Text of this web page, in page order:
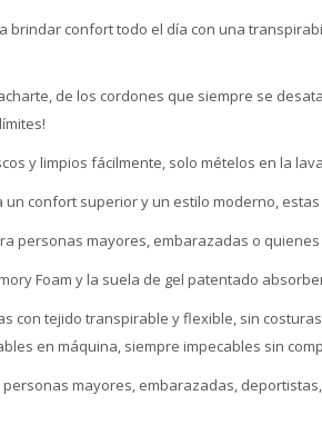
brindar confort todo el día con una
de los cordones que siempre se
y limpios fácilmente, solo mételos en la
un confort superior y un estilo moderno,
personas mayores, embarazadas o
Foam y la suela de gel patentado
con tejido transpirable y flexible, sin
en máquina, siempre impecables sin
mayores, embarazadas,